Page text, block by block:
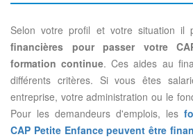
Selon votre profil et votre situation il
financières pour passer votre
formation continue. Ces aides au
différents critères. Si vous êtes
entreprise, votre administration ou le
Pour les demandeurs d'emplois, les
CAP Petite Enfance peuvent être